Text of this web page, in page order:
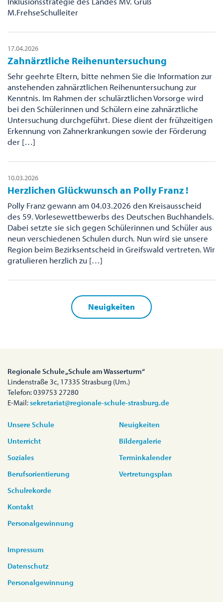
M.FrehseSchulleiter
17.04.2026
Zahnärztliche Reihenuntersuchung
Sehr geehrte Eltern, bitte nehmen Sie die Information zur
anstehenden zahnärztlichen Reihenuntersuchung zur
Kenntnis. Im Rahmen der schulärztlichen Vorsorge wird
bei den Schülerinnen und Schülern eine zahnärztliche
Untersuchung durchgeführt. Diese dient der frühzeitigen
Erkennung von Zahnerkrankungen sowie der Förderung
der […]
10.03.2026
Herzlichen Glückwunsch an Polly Franz !
Polly Franz gewann am 04.03.2026 den Kreisausscheid
des 59. Vorlesewettbewerbs des Deutschen Buchhandels.
Dabei setzte sie sich gegen Schülerinnen und Schüler aus
neun verschiedenen Schulen durch. Nun wird sie unsere
Region beim Bezirksentscheid in Greifswald vertreten. Wir
gratulieren herzlich zu […]
Neuigkeiten
Unsere Schule
Unterricht
Soziales
Berufsorientierung
Schulrekorde
Kontakt
Personalgewinnung
Neuigkeiten
Bildergalerie
Terminkalender
Vertretungsplan
Impressum
Datenschutz
Personalgewinnung
Regionale Schule „Schule am Wasserturm“
Lindenstraße 3c, 17335 Strasburg (Um.)
Telefon: 039753 27280
E-Mail:sekretariat@regionale-schule-strasburg.de